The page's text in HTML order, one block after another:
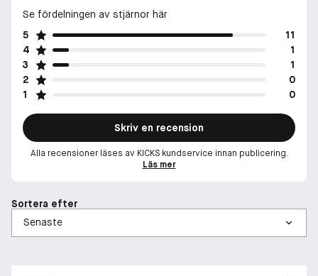
Se fördelningen av stjärnor här
5
11
4
1
3
1
2
0
1
0
Skriv en recension
Alla recensioner läses av KICKS kundservice innan publicering.
Läs mer
Sortera efter